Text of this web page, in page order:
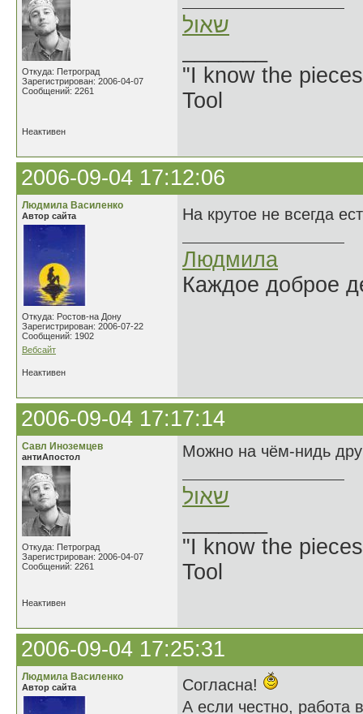
Откуда: Петроград
Зарегистрирован: 2006-04-07
Сообщений: 2261
שאול
"I know the
Tool
Неактивен
2006-09-04 17:12:06
Людмила Василенко
Автор сайта
Откуда: Ростов-на Дону
Зарегистрирован: 2006-07-22
Сообщений: 1902
Вебсайт
На крутое не всегда
Людмила
Каждое доброе
Неактивен
2006-09-04 17:17:14
Савл Иноземцев
антиАпостол
Откуда: Петроград
Зарегистрирован: 2006-04-07
Сообщений: 2261
Можно на чём-нидь
שאול
"I know the
Tool
Неактивен
2006-09-04 17:25:31
Людмила Василенко
Автор сайта
Согласна!
А если честно, работа